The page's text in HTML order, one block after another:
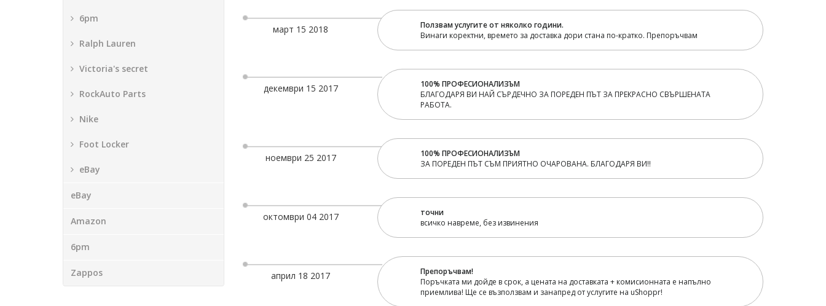
6pm
Ralph Lauren
Victoria's secret
RockAuto Parts
Nike
Foot Locker
eBay
eBay
Amazon
6pm
Zappos
март 15 2018
Ползвам услугите от няколко години.
Винаги коректни, времето за доставка дори стана по-кратко. Препоръчвам
декември 15 2017
100% ПРОФЕСИОНАЛИЗЪМ
БЛАГОДАРЯ ВИ НАЙ СЪРДЕЧНО ЗА ПОРЕДЕН ПЪТ ЗА ПРЕКРАСНО СВЪРШЕНАТА
РАБОТА.
ноември 25 2017
100% ПРОФЕСИОНАЛИЗЪМ
ЗА ПОРЕДЕН ПЪТ СЪМ ПРИЯТНО ОЧАРОВАНА. БЛАГОДАРЯ ВИ!!
октомври 04 2017
точни
всичко навреме, без извинения
април 18 2017
Препоръчвам!
Поръчката ми дойде в срок, а цената на доставката + комисионната е напълно
приемлива! Ще се възползвам и занапред от услугите на uShoppr!